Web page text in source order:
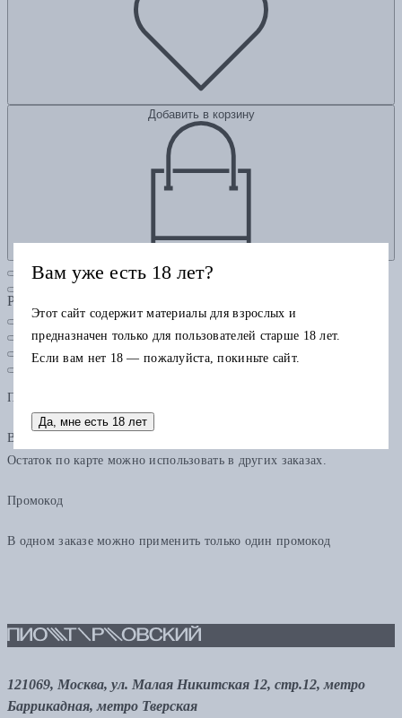
Добавить в корзину
Рубрики
Подарочная карта
В одном заказе можно применить только одну подарочную карту.
Остаток по карте можно использовать в других заказах.
Промокод
В одном заказе можно применить только один промокод
121069, Москва, ул. Малая Никитская 12, стр.12, метро
Баррикадная, метро Тверская
Вам уже есть 18 лет?
Этот сайт содержит материалы для взрослых и
предназначен только для пользователей старше 18 лет.
Если вам нет 18 — пожалуйста, покиньте сайт.
Да, мне есть 18 лет